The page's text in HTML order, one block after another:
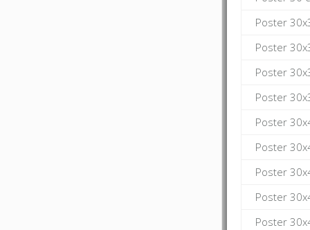
Poster
Poster
Poster
Poster
Poster
Poster
Poster
Poster
Poster